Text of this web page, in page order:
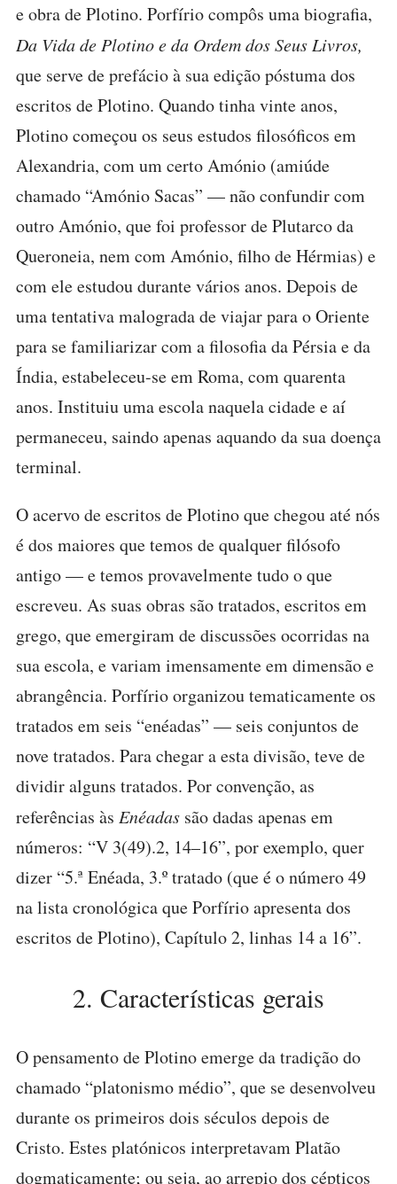
e obra de Plotino. Porfírio compôs uma biografia,
Da Vida de Plotino e da Ordem dos Seus Livros,
que serve de prefácio à sua edição póstuma dos
escritos de Plotino. Quando tinha vinte anos,
Plotino começou os seus estudos filosóficos em
Alexandria, com um certo Amónio (amiúde
chamado “Amónio Sacas” — não confundir com
outro Amónio, que foi professor de Plutarco da
Queroneia, nem com Amónio, filho de Hérmias) e
com ele estudou durante vários anos. Depois de
uma tentativa malograda de viajar para o Oriente
para se familiarizar com a filosofia da Pérsia e da
Índia, estabeleceu-se em Roma, com quarenta
anos. Instituiu uma escola naquela cidade e aí
permaneceu, saindo apenas aquando da sua doença
terminal.
O acervo de escritos de Plotino que chegou até nós
é dos maiores que temos de qualquer filósofo
antigo — e temos provavelmente tudo o que
escreveu. As suas obras são tratados, escritos em
grego, que emergiram de discussões ocorridas na
sua escola, e variam imensamente em dimensão e
abrangência. Porfírio organizou tematicamente os
tratados em seis “enéadas” — seis conjuntos de
nove tratados. Para chegar a esta divisão, teve de
dividir alguns tratados. Por convenção, as
referências às Enéadas são dadas apenas em
números: “V 3(49).2, 14–16”, por exemplo, quer
dizer “5.ª Enéada, 3.º tratado (que é o número 49
na lista cronológica que Porfírio apresenta dos
escritos de Plotino), Capítulo 2, linhas 14 a 16”.
2. Características gerais
O pensamento de Plotino emerge da tradição do
chamado “platonismo médio”, que se desenvolveu
durante os primeiros dois séculos depois de
Cristo. Estes platónicos interpretavam Platão
dogmaticamente; ou seja, ao arrepio dos cépticos